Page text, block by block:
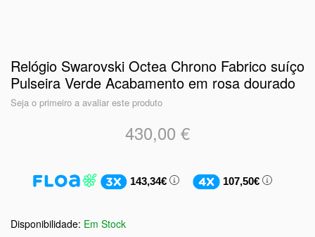
Relógio Swarovski Octea Chrono Fabrico suíço
Pulseira Verde Acabamento em rosa dourado
Seja o primeiro a avaliar este produto
430,00 €
143,34€ 107,50€
Em Stock